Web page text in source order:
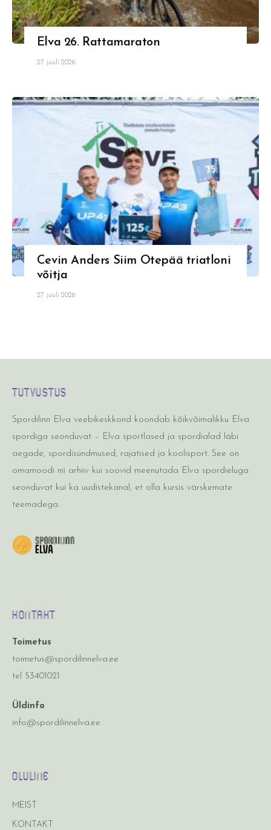
Elva 26. Rattamaraton
27. juuli 2026
Cevin Anders Siim Otepää triatloni
võitja
27. juuli 2026
TUTVUSTUS
Spordilinn Elva veebikeskkond koondab kõikvõimalikku Elva
spordiga seonduvat – Elva sportlased ja spordialad läbi
aegade, spordisündmused, rajatised ja koolisport. See on
omamoodi nii arhiiv kui soovid meenutada Elva spordieluga
seonduvat kui ka uudistekanal, et olla kursis värskemate
teemadega.
Kontakt
Toimetus
toimetus@spordilinnelva.ee
tel 53401021
Üldinfo
info@spordilinnelva.ee
Oluline
MEIST
KONTAKT